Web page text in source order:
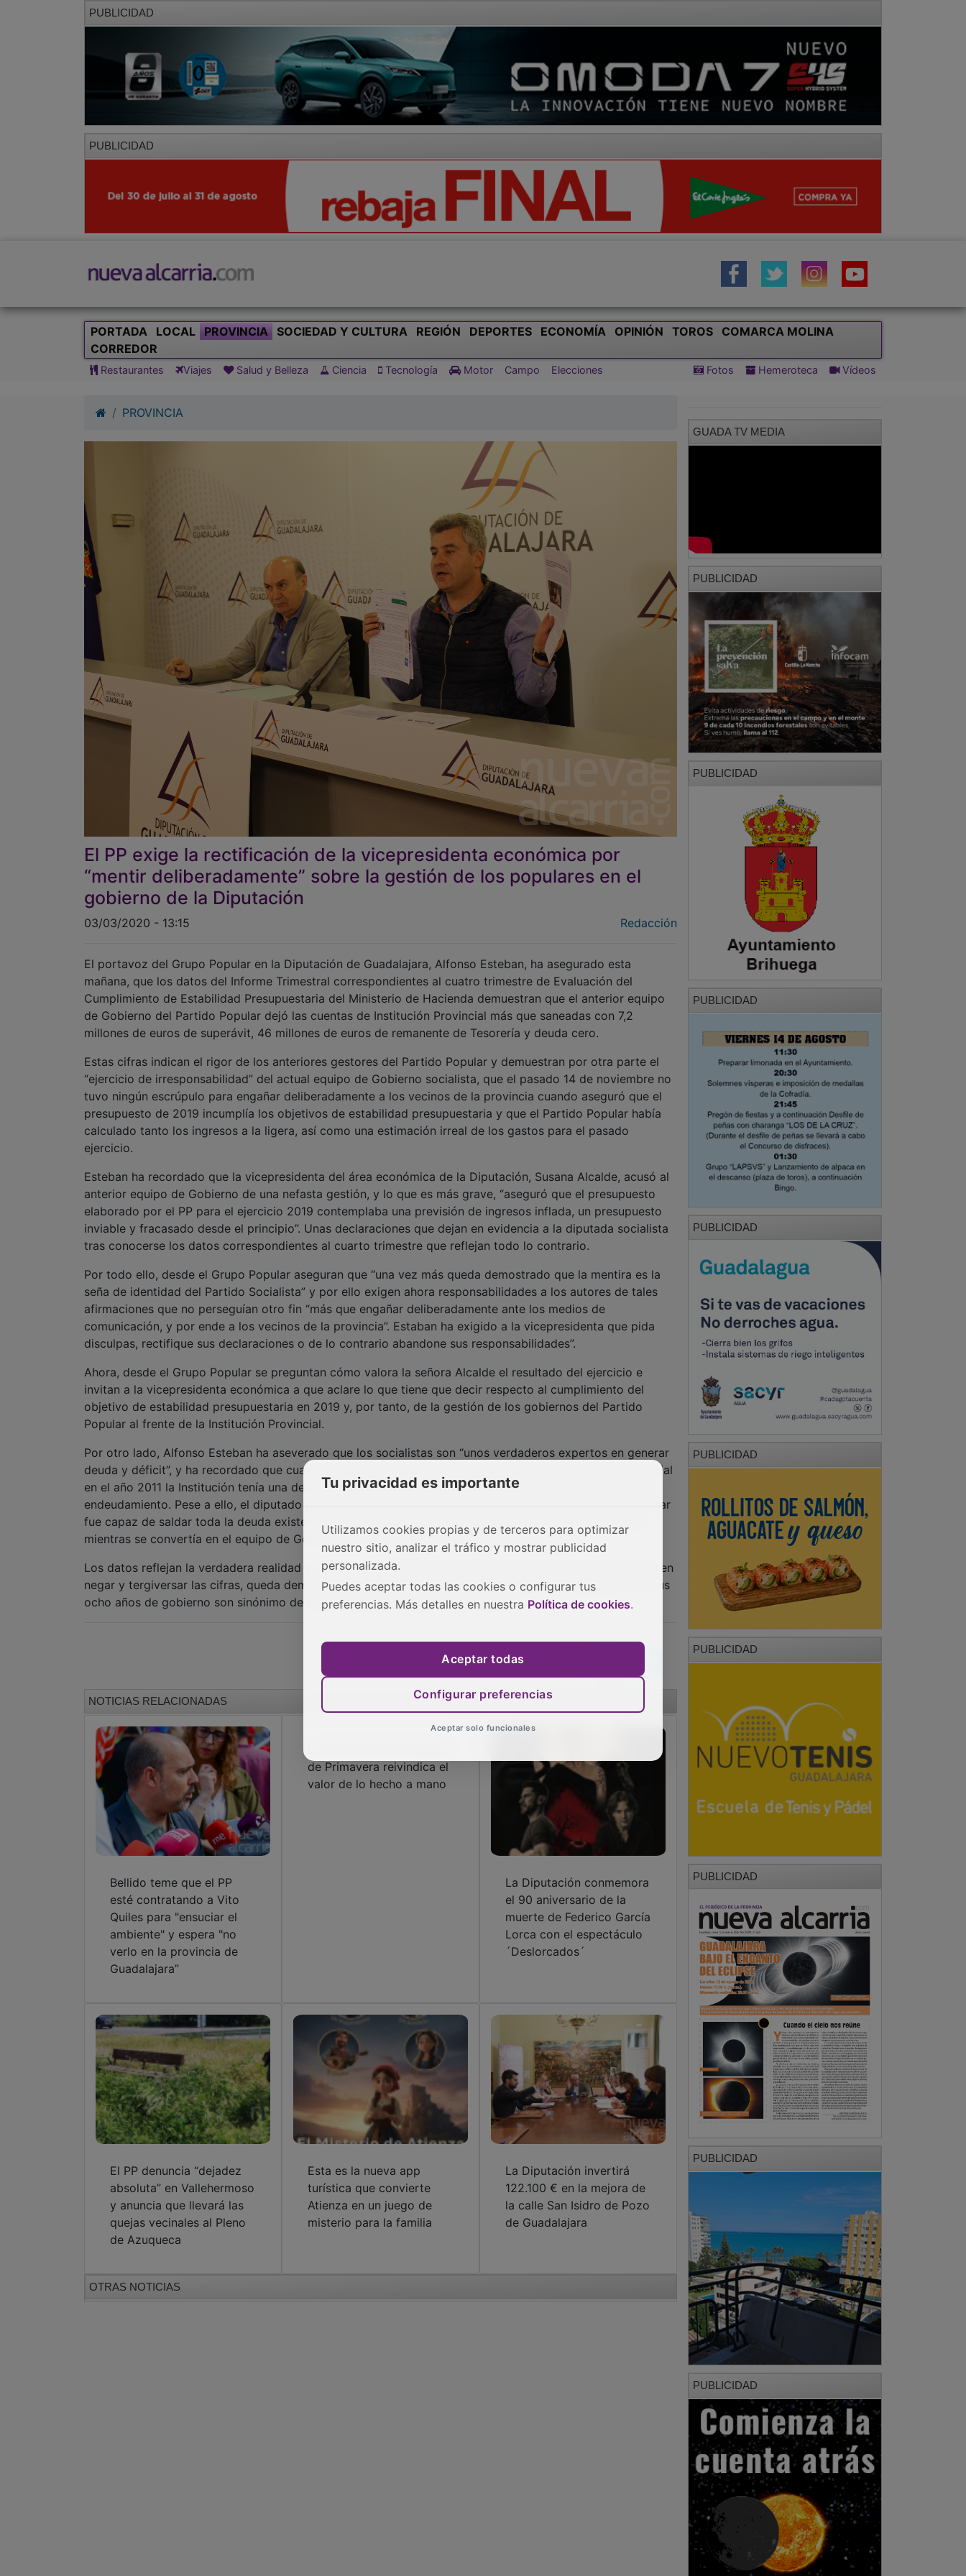
PUBLICIDAD
PUBLICIDAD
PORTADA LOCAL PROVINCIA
COMARCA MOLINA
Restaurantes Viajes Salud y Belleza Ciencia Tecnología Motor Campo Elecciones Fotos Hemeroteca Vídeos
PROVINCIA
El PP exige la rectificación de la vicepresidenta económica por
“mentir deliberadamente” sobre la gestión de los populares en el
gobierno de la Diputación
03/03/2020 - 13:15 Redacción
El portavoz del Grupo Popular en la Diputación de Guadalajara, Alfonso Esteban, ha asegurado esta
mañana, que los datos del Informe Trimestral correspondientes al cuatro trimestre de Evaluación del
de Gobierno del Partido Popular dejó las cuentas de Institución Provincial más que saneadas con 7,2
millones de euros de superávit, 46 millones de euros de remanente de Tesorería y deuda cero.
Estas cifras indican el rigor de los anteriores gestores del Partido Popular y demuestran por otra parte el
“ejercicio de irresponsabilidad” del actual equipo de Gobierno socialista, que el pasado 14 de noviembre no
tuvo ningún escrúpulo para engañar deliberadamente a los vecinos de la provincia cuando aseguró que el
presupuesto de 2019 incumplía los objetivos de estabilidad presupuestaria y que el Partido Popular había
calculado tanto los ingresos a la ligera, así como una estimación irreal de los gastos para el pasado
ejercicio.
Esteban ha recordado que la vicepresidenta del área económica de la Diputación, Susana Alcalde, acusó al
anterior equipo de Gobierno de una nefasta gestión, y lo que es más grave, “aseguró que el presupuesto
elaborado por el PP para el ejercicio 2019 contemplaba una previsión de ingresos inflada, un presupuesto
inviable y fracasado desde el principio”. Unas declaraciones que dejan en evidencia a la diputada socialista
tras conocerse los datos correspondientes al cuarto trimestre que reflejan todo lo contrario.
Por todo ello, desde el Grupo Popular aseguran que “una vez más queda demostrado que la mentira es la
seña de identidad del Partido Socialista” y por ello exigen ahora responsabilidades a los autores de tales
afirmaciones que no perseguían otro fin “más que engañar deliberadamente ante los medios de
comunicación, y por ende a los vecinos de la provincia”. Estaban ha exigido a la vicepresidenta que pida
disculpas, rectifique sus declaraciones o de lo contrario abandone sus responsabilidades”.
Ahora, desde el Grupo Popular se preguntan cómo valora la señora Alcalde el resultado del ejercicio e
invitan a la vicepresidenta económica a que aclare lo que tiene que decir respecto al cumplimiento del
objetivo de estabilidad presupuestaria en 2019 y, por tanto, de la gestión de los gobiernos del Partido
Popular al frente de la Institución Provincial.
Por otro lado, Alfonso Esteban ha aseverado que los socialistas son “unos verdaderos expertos en generar
deuda y déficit”, y ha recordado que cuando el Partido Popular entró a gobernar en la Diputación Provincial
en el año 2011 la Institución tenía una deuda de 70 millones de euros, lo que se traduce en un 166,4% de
endeudamiento. Pese a ello, el diputado provincial, José Manuel Latre, ha recordado que el Partido Popular
fue capaz de saldar toda la deuda existente, llevando a cabo una gestión verdaderamente responsable
mientras se convertía en el equipo de Gobierno más inversor de la historia de la Diputación.
Los datos reflejan la verdadera realidad y contra ellos el PSOE “no puede hacer nada, aunque se empeñe en
negar y tergiversar las cifras, queda demostrado que la gestión del Partido Popular en la Diputación en sus
ocho años de gobierno son sinónimo de responsabilidad y rigor”, ha concluido.
Bellido teme que el PP
esté contratando a Vito
Quiles para "ensuciar el
ambiente" y espera "no
verlo en la provincia de
Guadalajara”
La XXX Feria de Artesanía
de Primavera reivindica el
valor de lo hecho a mano
La Diputación conmemora
el 90 aniversario de la
muerte de Federico García
Lorca con el espectáculo
´Deslorcados´
El PP denuncia “dejadez
absoluta” en Vallehermoso
y anuncia que llevará las
quejas vecinales al Pleno
de Azuqueca
Esta es la nueva app
turística que convierte
Atienza en un juego de
misterio para la familia
La Diputación invertirá
122.100 € en la mejora de
la calle San Isidro de Pozo
de Guadalajara
OTRAS NOTICIAS
GUADA TV MEDIA
PUBLICIDAD
PUBLICIDAD
PUBLICIDAD
PUBLICIDAD
PUBLICIDAD
PUBLICIDAD
PUBLICIDAD
PUBLICIDAD
Tu privacidad es importante
Utilizamos cookies propias y de terceros para optimizar
nuestro sitio, analizar el tráfico y mostrar publicidad
personalizada.
Puedes aceptar todas las cookies o configurar tus
preferencias. Más detalles en nuestra Política de cookies.
Aceptar todas
Configurar preferencias
Aceptar solo funcionales